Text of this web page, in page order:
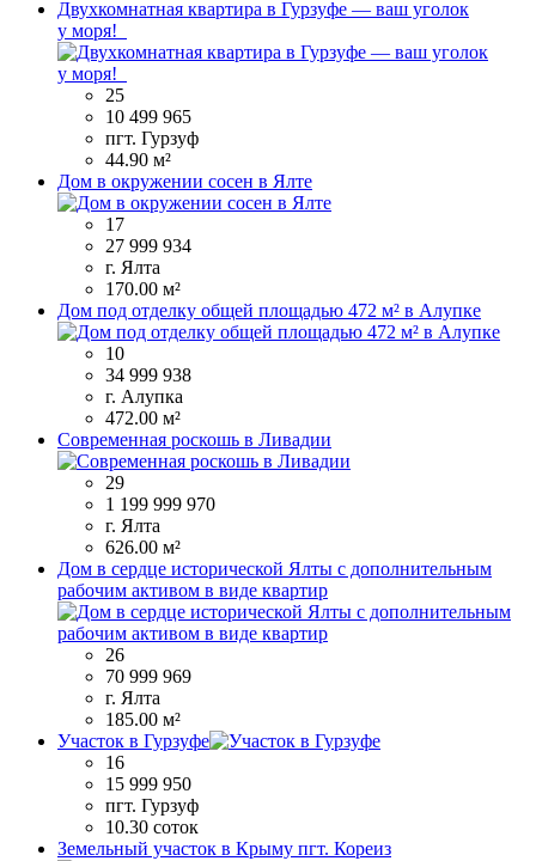
Двухкомнатная квартира в Гурзуфе — ваш уголок
у моря!
25
10 499 965
пгт. Гурзуф
44.90 м²
Дом в окружении сосен в Ялте
17
27 999 934
г. Ялта
170.00 м²
Дом под отделку общей площадью 472 м² в Алупке
10
34 999 938
г. Алупка
472.00 м²
Современная роскошь в Ливадии
29
1 199 999 970
г. Ялта
626.00 м²
Дом в сердце исторической Ялты с дополнительным
рабочим активом в виде квартир
26
70 999 969
г. Ялта
185.00 м²
Участок в Гурзуфе
16
15 999 950
пгт. Гурзуф
10.30 соток
Земельный участок в Крыму пгт. Кореиз